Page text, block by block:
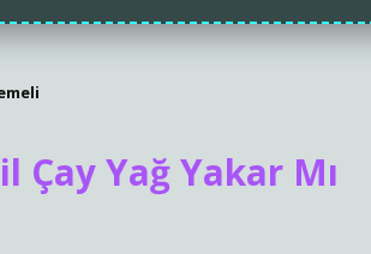
Çay Yağ Yakar Mı